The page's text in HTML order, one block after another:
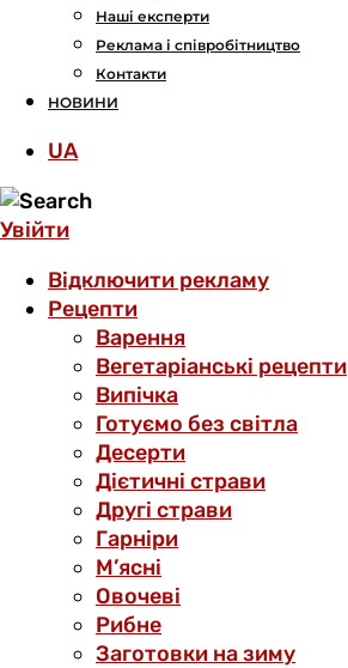
Наші експерти
Реклама і співробітництво
Контакти
НОВИНИ
UA
Увійти
Відключити рекламу
Рецепти
Варення
Вегетаріанські рецепти
Випічка
Готуємо без світла
Десерти
Дієтичні страви
Другі страви
Гарніри
М’ясні
Овочеві
Рибне
Заготовки на зиму